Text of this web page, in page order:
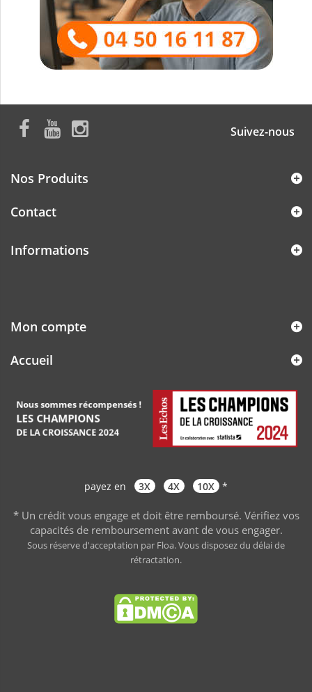
Suivez-nous
Nos Produits
Contact
Informations
Mon compte
Accueil
payez en 3X 4X 10X *
* Un crédit vous engage et doit être remboursé. Vérifiez vos
capacités de remboursement avant de vous engager.
Sous réserve d'acceptation par Floa. Vous disposez du délai de
rétractation.